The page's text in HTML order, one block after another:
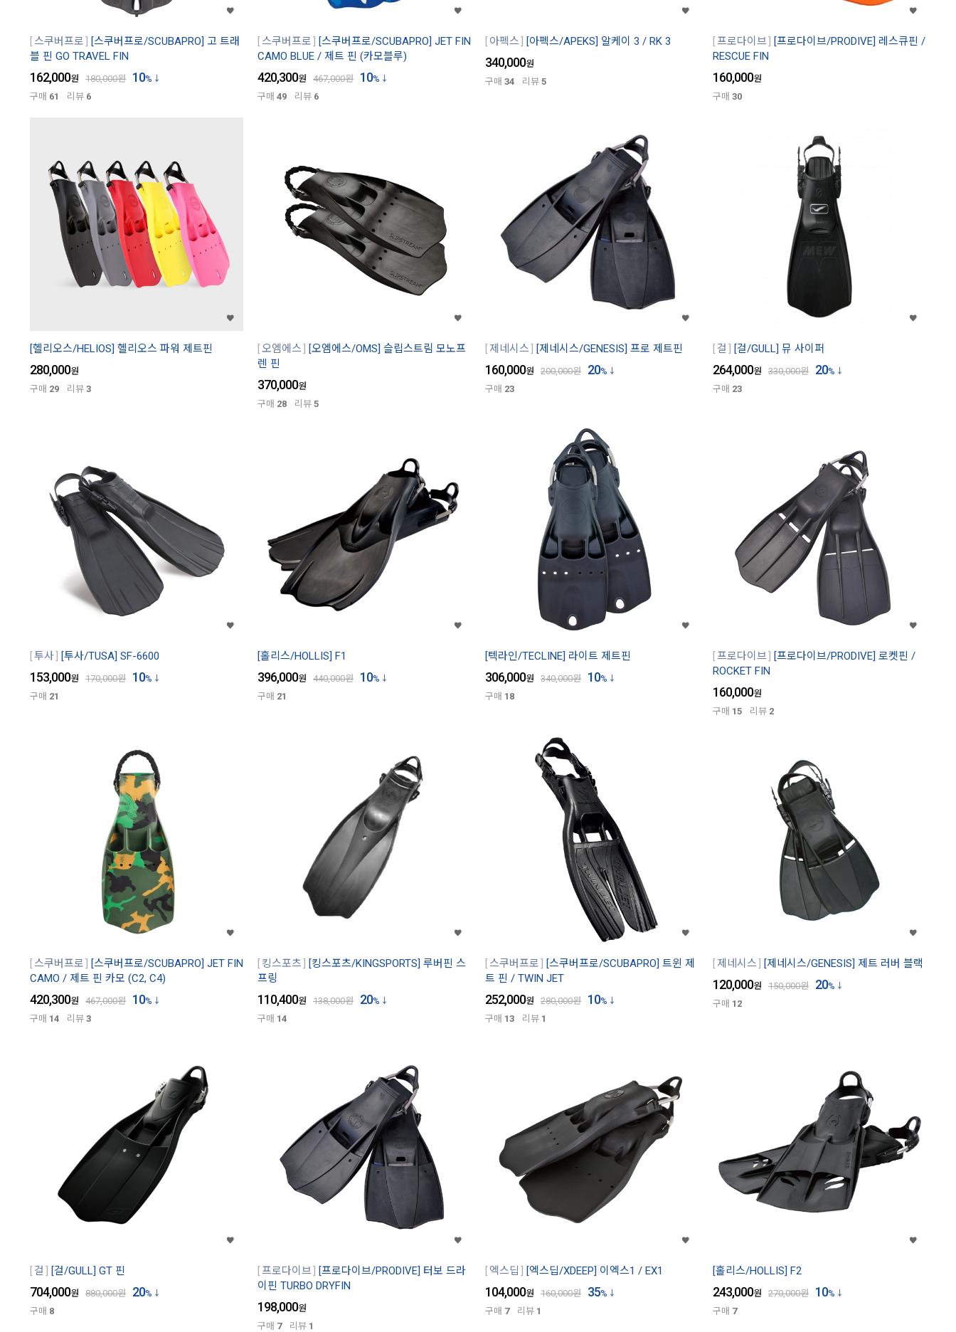
스쿠버프로
[스쿠버프로/SCUBAPRO] 고 트래
블 핀 GO TRAVEL FIN
162,000원 180,000원 10%
구매 61 리뷰 6
스쿠버프로
[스쿠버프로/SCUBAPRO] JET FIN
CAMO BLUE / 제트 핀 (카모블루)
420,300원 467,000원 10%
구매 49 리뷰 6
아펙스 [아펙스/APEKS] 알케이 3 / RK 3
340,000원
구매 34 리뷰 5
프로다이브
[프로다이브/PRODIVE] 레스큐핀 /
RESCUE FIN
160,000원
구매 30
[헬리오스/HELIOS] 헬리오스 파워 제트핀
280,000원
구매 29 리뷰 3
오엠에스
[오엠에스/OMS] 슬립스트림 모노프
렌 핀
370,000원
구매 28 리뷰 5
제네시스 [제네시스/GENESIS] 프로 제트핀
160,000원 200,000원 20%
구매 23
걸 [걸/GULL] 뮤 사이퍼
264,000원 330,000원 20%
구매 23
투사 [투사/TUSA] SF-6600
153,000원 170,000원 10%
구매 21
[홀리스/HOLLIS] F1
396,000원 440,000원 10%
구매 21
[텍라인/TECLINE] 라이트 제트핀
306,000원 340,000원 10%
구매 18
프로다이브
[프로다이브/PRODIVE] 로켓핀 /
ROCKET FIN
160,000원
구매 15 리뷰 2
스쿠버프로
[스쿠버프로/SCUBAPRO] JET FIN
CAMO / 제트 핀 카모 (C2, C4)
420,300원 467,000원 10%
구매 14 리뷰 3
킹스포츠
[킹스포츠/KINGSPORTS] 루버핀 스
프링
110,400원 138,000원 20%
구매 14
스쿠버프로
[스쿠버프로/SCUBAPRO] 트윈 제
트 핀 / TWIN JET
252,000원 280,000원 10%
구매 13 리뷰 1
제네시스 [제네시스/GENESIS] 제트 러버 블랙
120,000원 150,000원 20%
구매 12
걸 [걸/GULL] GT 핀
704,000원 880,000원 20%
구매 8
프로다이브
[프로다이브/PRODIVE] 터보 드라
이핀 TURBO DRYFIN
198,000원
구매 7 리뷰 1
엑스딥 [엑스딥/XDEEP] 이엑스1 / EX1
104,000원 160,000원 35%
구매 7 리뷰 1
[홀리스/HOLLIS] F2
243,000원 270,000원 10%
구매 7